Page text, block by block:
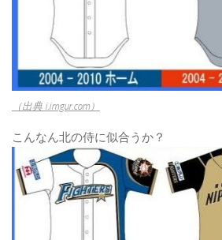
（出典 i.imgur.com）
こんなん北の侍に似合うか？